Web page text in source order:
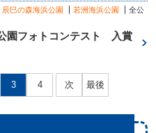
辰巳の森海浜公園 若洲海浜公園
全公
園フォトコンテスト 入賞
3 4 次 最後